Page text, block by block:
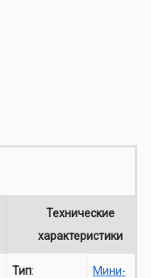
Технические
характеристики
Тип:
Мини-